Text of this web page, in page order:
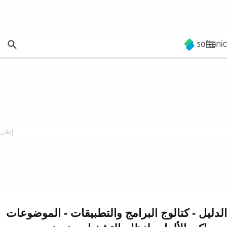
الدليل - كتالوج البرامج والتطبيقات - الموضوعات